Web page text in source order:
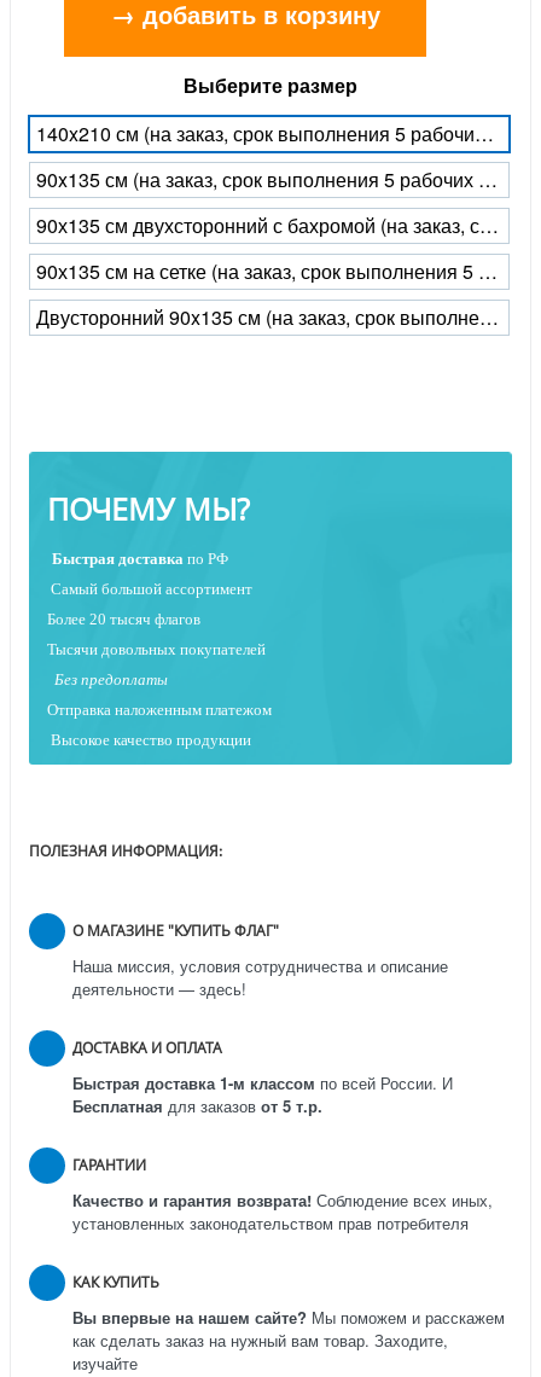
→ добавить в корзину
Выберите размер
140x210 см (на заказ, срок выполнения 5 рабочих дней)
90x135 см (на заказ, срок выполнения 5 рабочих дней)
90х135 см двухсторонний с бахромой (на заказ, срок выполнения 5 рабочих дней)
90х135 см на сетке (на заказ, срок выполнения 5 рабочих дней)
Двусторонний 90x135 см (на заказ, срок выполнения 5 рабочих дней)
ПОЧЕМУ МЫ?
Быстрая доставка по РФ
Самый большой ассортимент
Более 20 тысяч флагов
Тысячи довольных покупателей
Без предоплаты
Отправка наложенным платежом
Высокое качество продукции
ПОЛЕЗНАЯ ИНФОРМАЦИЯ:
О МАГАЗИНЕ "КУПИТЬ ФЛАГ"
Наша миссия, условия сотрудничества и описание
деятельности — здесь!
ДОСТАВКА И ОПЛАТА
Быстрая доставка 1-м классом по всей России. И
Бесплатная для заказов от 5 т.р.
ГАРАНТИИ
Качество и гарантия возврата! Соблюдение всех иных,
установленных законодательством прав потребителя
КАК КУПИТЬ
Вы впервые на нашем сайте? Мы поможем и расскажем
как сделать заказ на нужный вам товар. Заходите,
изучайте